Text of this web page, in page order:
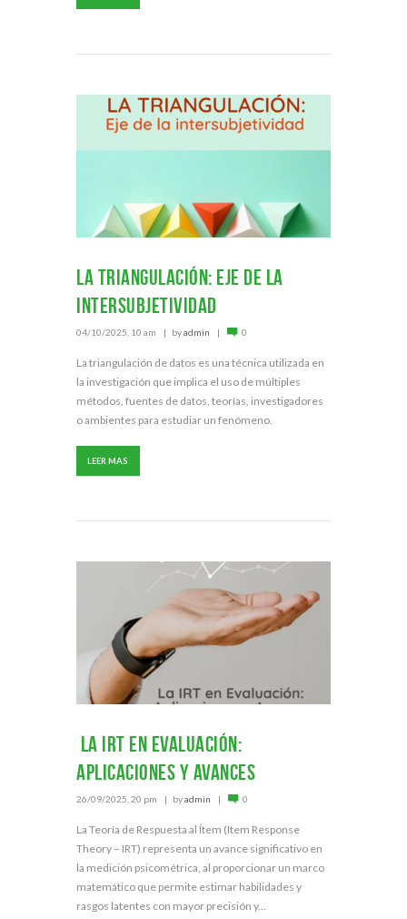
La triangulación: eje de la
intersubjetividad
04/10/2025, 10 am byadmin 0
La triangulación de datos es una técnica utilizada en
la investigación que implica el uso de múltiples
métodos, fuentes de datos, teorías, investigadores
o ambientes para estudiar un fenómeno.
LEER MAS
La IRT en Evaluación:
Aplicaciones y Avances
26/09/2025, 20 pm byadmin 0
La Teoría de Respuesta al Ítem (Item Response
Theory – IRT) representa un avance significativo en
la medición psicométrica, al proporcionar un marco
matemático que permite estimar habilidades y
rasgos latentes con mayor precisión y...